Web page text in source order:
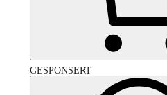
GESPONSERT